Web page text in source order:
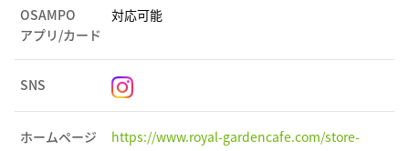
OSAMPO
アプリ/カード
対応可能
SNS
ホームページ
https://www.royal-gardencafe.com/store-